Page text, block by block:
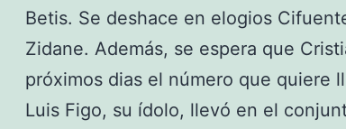
Betis. Se deshace en elogios
Zidane. Además, se espera que
próximos dias el número que quiere
Luis Figo, su ídolo, llevó en el